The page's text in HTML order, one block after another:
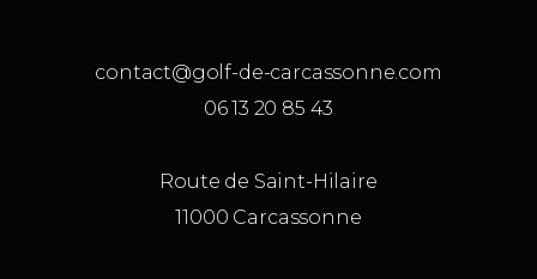
contact@golf-de-carcassonne.com
06 13 20 85 43
Route de Saint-Hilaire
11000 Carcassonne